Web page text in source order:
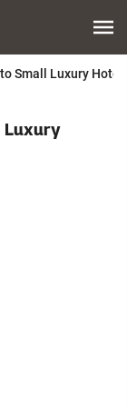
Small Luxury
Luxury